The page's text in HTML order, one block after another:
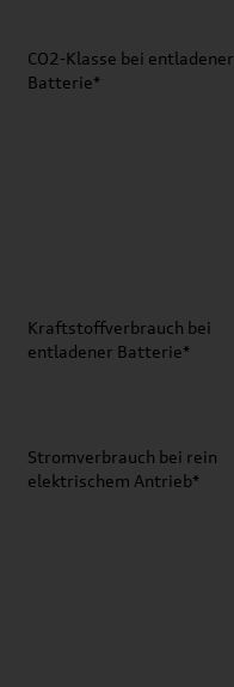
CO2-Klasse bei entladener
Batterie*
Kraftstoffverbrauch bei
entladener Batterie*
Stromverbrauch bei rein
elektrischem Antrieb*